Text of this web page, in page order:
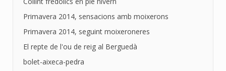
Primavera 2014, sensacions amb moixerons
Primavera 2014, seguint moixeroneres
El repte de l'ou de reig al Berguedà
bolet-aixeca-pedra